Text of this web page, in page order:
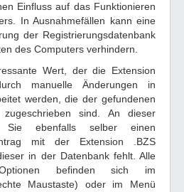
Einfluss auf das Funktionieren
In Ausnahmefällen kann eine
der Registrierungsdatenbank
des Computers verhindern.
Wert, der die Extension
manuelle Änderungen in
werden, die der gefundenen
zugeschrieben sind. An dieser
Sie ebenfalls selber einen
mit der Extension .BZS
in der Datenbank fehlt. Alle
befinden sich im
Maustaste) oder im Menü